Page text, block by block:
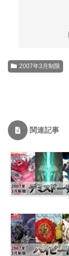
2007年3月制限
関連記事